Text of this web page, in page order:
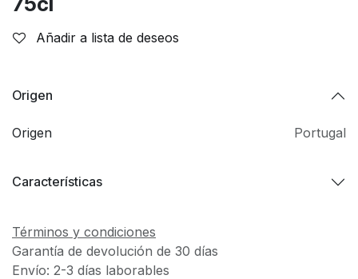
Añadir a lista de deseos
Origen
Origen Portugal
Características
Términos y condiciones
Garantía de devolución de 30 días
Envío: 2-3 días laborables